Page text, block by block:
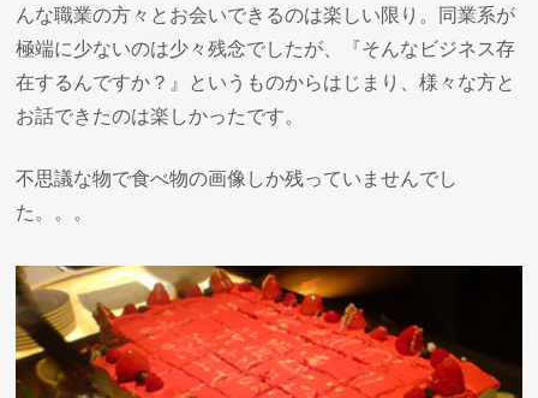
んな職業の方々とお会いできるのは楽しい限り。同業系が
極端に少ないのは少々残念でしたが、『そんなビジネス存
在するんですか？』というものからはじまり、様々な方と
お話できたのは楽しかったです。
不思議な物で食べ物の画像しか残っていませんでし
た。。。